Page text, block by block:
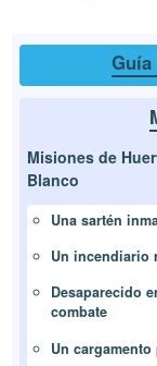
Misiones de
Blanco
Una sartén
Un incendiario
Desaparecido
combate
Un